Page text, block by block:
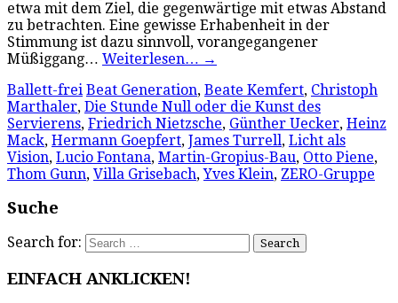
etwa mit dem Ziel, die gegenwärtige mit etwas Abstand
zu betrachten. Eine gewisse Erhabenheit in der
Stimmung ist dazu sinnvoll, vorangegangener
Müßiggang… Weiterlesen… →
Ballett-frei Beat Generation, Beate Kemfert, Christoph
Marthaler, Die Stunde Null oder die Kunst des
Servierens, Friedrich Nietzsche, Günther Uecker, Heinz
Mack, Hermann Goepfert, James Turrell, Licht als
Vision, Lucio Fontana, Martin-Gropius-Bau, Otto Piene,
Thom Gunn, Villa Grisebach,Yves Klein, ZERO-Gruppe
Suche
Search for:
EINFACH ANKLICKEN!